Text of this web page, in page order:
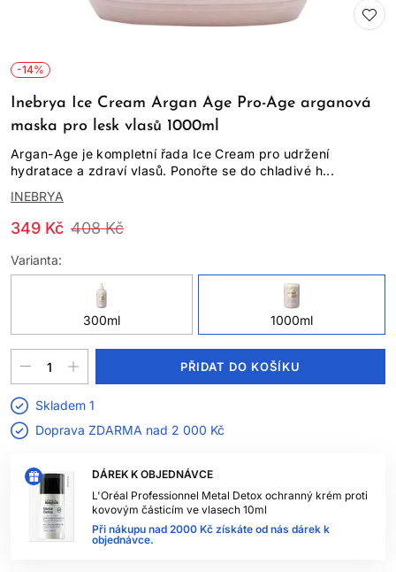
-14%
Inebrya Ice Cream Argan Age Pro-Age arganová
maska pro lesk vlasů 1000ml
Argan-Age je kompletní řada Ice Cream pro udržení
hydratace a zdraví vlasů. Ponořte se do chladivé h...
INEBRYA
408 Kč
349 Kč
DÁREK K OBJEDNÁVCE
L'Oréal Professionnel Metal Detox ochranný krém proti
kovovým částicím ve vlasech 10ml
Při nákupu nad 2000 Kč získáte od nás dárek k
objednávce.
Varianta:
300ml 1000ml
PŘIDAT DO KOŠÍKU
Skladem 1
Doprava ZDARMA nad 2 000 Kč